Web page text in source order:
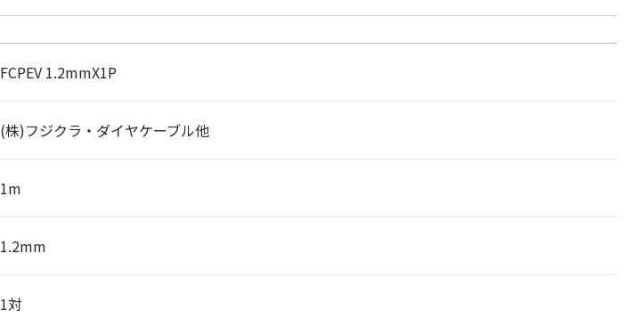
レ
縁
ビ
ニ
ル
シ
ブ
FCPEV 1.2mmX1P
(株)フジクラ・ダイヤケーブル他
1m
1.2mm
1対